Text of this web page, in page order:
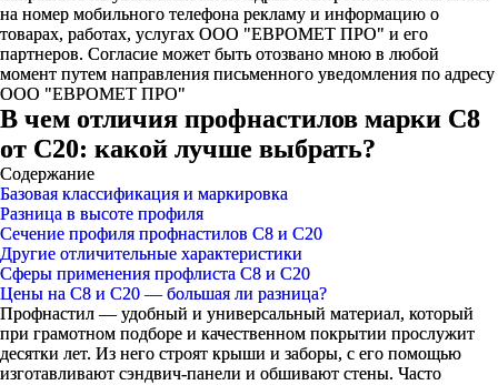
на номер мобильного телефона рекламу и информацию о
товарах, работах, услугах ООО "ЕВРОМЕТ ПРО" и его
партнеров. Согласие может быть отозвано мною в любой
момент путем направления письменного уведомления по адресу
ООО "ЕВРОМЕТ ПРО"
В чем отличия профнастилов марки С8
от С20: какой лучше выбрать?
Содержание
Базовая классификация и маркировка
Разница в высоте профиля
Сечение профиля профнастилов С8 и С20
Другие отличительные характеристики
Сферы применения профлиста С8 и С20
Цены на С8 и С20 — большая ли разница?
Профнастил — удобный и универсальный материал, который
при грамотном подборе и качественном покрытии прослужит
десятки лет. Из него строят крыши и заборы, с его помощью
изготавливают сэндвич-панели и обшивают стены. Часто